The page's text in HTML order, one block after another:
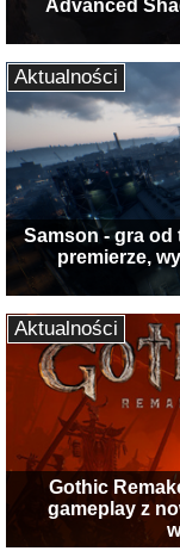
Advanced
Samson - gra
premierze,
Aktualności
Gothic
gameplay z
Aktualności